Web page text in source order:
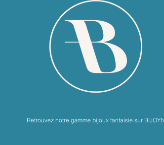
Retrouvez notre gamme bijoux fantaisie sur BIJOY.fr